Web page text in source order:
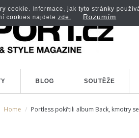
BLOG SOUTĚŽE
Home Portless pokřtili album Back, kmotry
Informace, jak tyto stránky
cookies najdete zde. Rozumím